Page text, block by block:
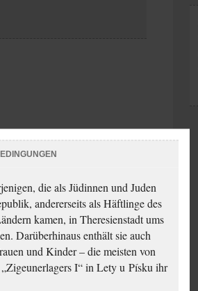
die als Jüdinnen und Juden
andererseits als Häftlinge des
kamen, in Theresienstadt ums
Darüberhinaus enthält sie auch
und Kinder – die meisten von
I“ in Lety u Písku ihr